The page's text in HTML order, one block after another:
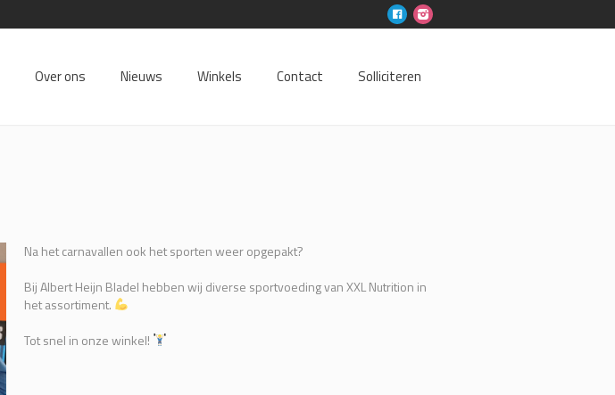
Over ons Nieuws Winkels Contact Solliciteren
Na het carnavallen ook het sporten weer opgepakt?
Bij Albert Heijn Bladel hebben wij diverse sportvoeding van XXL Nutrition in
het assortiment.
Tot snel in onze winkel!